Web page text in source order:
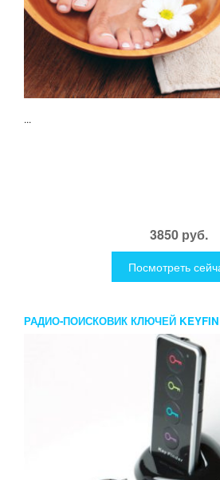
...
3850 руб.
Посмотреть
РАДИО-ПОИСКОВИК КЛЮЧЕЙ